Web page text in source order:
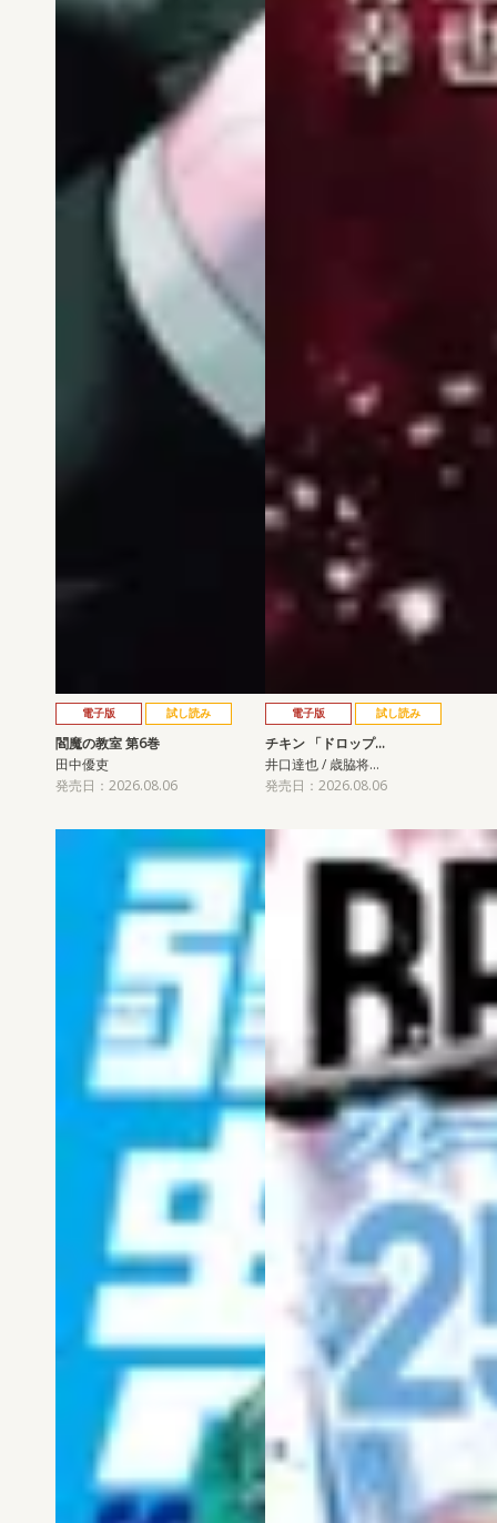
電子版 試し読み
閻魔の教室 第6巻
田中優吏
発売日：2026.08.06
電子版 試し読み
チキン 「ドロップ…
井口達也 / 歳脇将…
発売日：2026.08.06